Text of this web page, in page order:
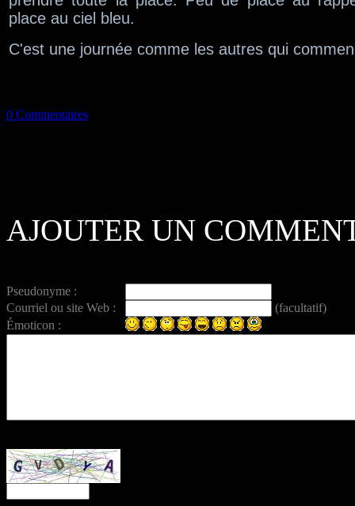
place au ciel bleu.
C'est une journée comme les autres qui
0 Commentaires
AJOUTER UN
Pseudonyme :
Courriel ou site Web :
(facultatif)
Émoticon :